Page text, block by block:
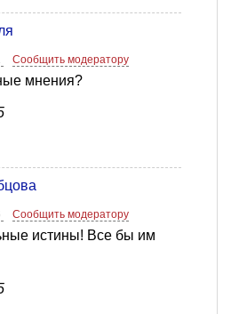
Сообщить модератору
мнения?
Сообщить модератору
истины! Все бы им